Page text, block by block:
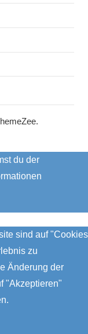
du der
sind auf "Cookies
zu
Änderung der
"Akzeptieren"